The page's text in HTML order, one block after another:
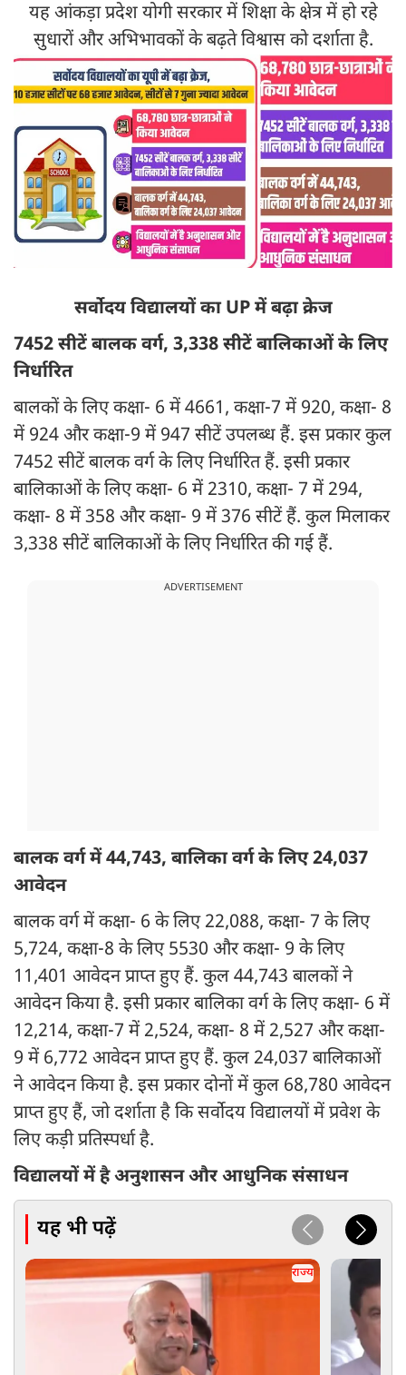
यह आंकड़ा प्रदेश योगी सरकार में शिक्षा के क्षेत्र में हो रहे
सुधारों और अभिभावकों के बढ़ते विश्वास को दर्शाता है.
सर्वोदय विद्यालयों का UP में बढ़ा क्रेज
7452 सीटें बालक वर्ग, 3,338 सीटें बालिकाओं के लिए
निर्धारित
बालकों के लिए कक्षा- 6 में 4661, कक्षा-7 में 920, कक्षा- 8
में 924 और कक्षा-9 में 947 सीटें उपलब्ध हैं. इस प्रकार कुल
7452 सीटें बालक वर्ग के लिए निर्धारित हैं. इसी प्रकार
बालिकाओं के लिए कक्षा- 6 में 2310, कक्षा- 7 में 294,
कक्षा- 8 में 358 और कक्षा- 9 में 376 सीटें हैं. कुल मिलाकर
3,338 सीटें बालिकाओं के लिए निर्धारित की गई हैं.
ADVERTISEMENT
बालक वर्ग में 44,743, बालिका वर्ग के लिए 24,037
आवेदन
बालक वर्ग में कक्षा- 6 के लिए 22,088, कक्षा- 7 के लिए
5,724, कक्षा-8 के लिए 5530 और कक्षा- 9 के लिए
11,401 आवेदन प्राप्त हुए हैं. कुल 44,743 बालकों ने
आवेदन किया है. इसी प्रकार बालिका वर्ग के लिए कक्षा- 6 में
12,214, कक्षा-7 में 2,524, कक्षा- 8 में 2,527 और कक्षा-
9 में 6,772 आवेदन प्राप्त हुए हैं. कुल 24,037 बालिकाओं
ने आवेदन किया है. इस प्रकार दोनों में कुल 68,780 आवेदन
प्राप्त हुए हैं, जो दर्शाता है कि सर्वोदय विद्यालयों में प्रवेश के
लिए कड़ी प्रतिस्पर्धा है.
विद्यालयों में है अनुशासन और आधुनिक संसाधन
यह भी पढ़ें
राज्य